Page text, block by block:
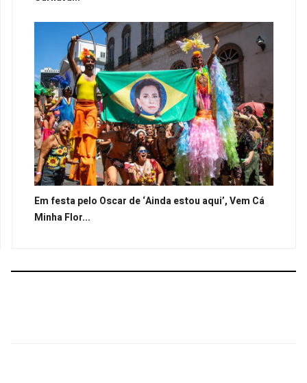
Em festa pelo Oscar de ‘Ainda estou aqui’, Vem Cá
Minha Flor...